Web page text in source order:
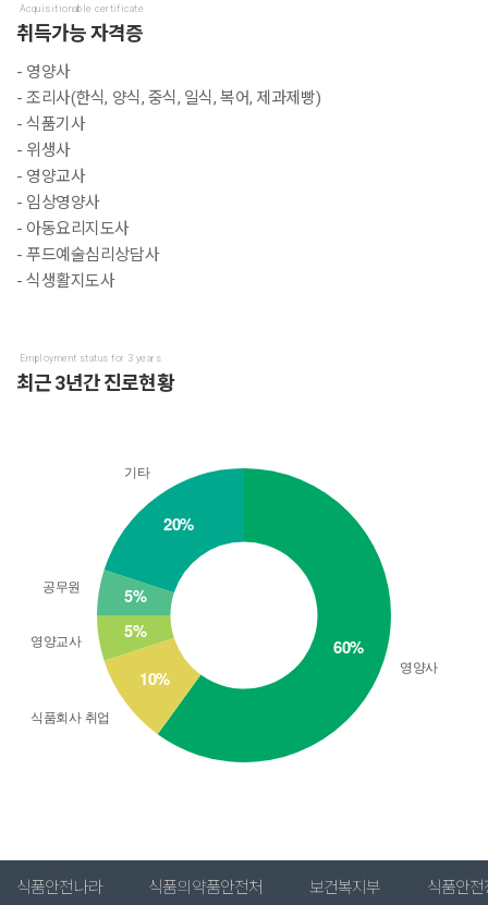
Acquisitionable certificate
취득가능 자격증
- 영양사
- 조리사(한식, 양식, 중식, 일식, 복어, 제과제빵)
- 식품기사
- 위생사
- 영양교사
- 임상영양사
- 아동요리지도사
- 푸드예술심리상담사
- 식생활지도사
Employment status for 3 years
최근 3년간 진로현황
식품안전나라 식품의약품안전처 보건복지부 식품안